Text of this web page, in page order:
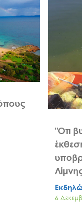
"Οτι
6